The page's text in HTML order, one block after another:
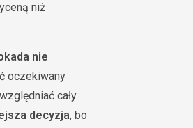
niż
nie
oczekiwany
cały
decyzja, bo